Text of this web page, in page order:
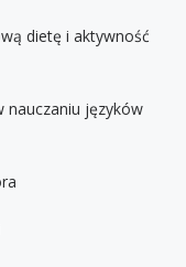
dietę i aktywność
nauczaniu języków